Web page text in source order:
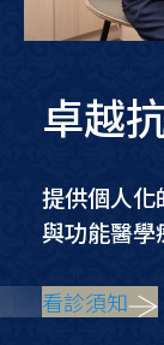
卓越
提供個人化
與功能醫學
看診須知